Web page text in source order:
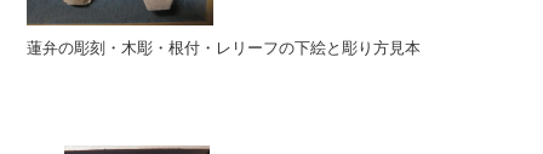
蓮弁の彫刻・木彫・根付・レリーフの下絵と彫り方見本